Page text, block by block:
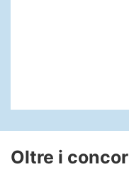
Oltre i